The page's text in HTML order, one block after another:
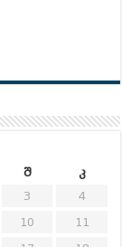
შ
კ
3
4
10
11